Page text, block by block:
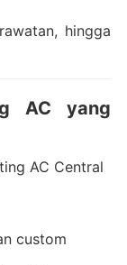
hingga
AC yang
AC Central
custom